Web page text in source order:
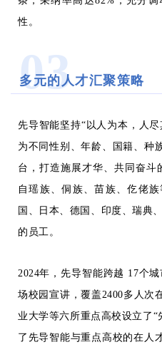
性。
03
多元的人才汇聚策略
先导智能坚持“以人为本，人
为不同性别、年龄、国籍、种
台，打造施展才华、共同奋斗
自瑶族、侗族、苗族、仡佬
国、日本、德国、印度、瑞典
的员工。
2024年，先导智能跨越 17个
场校园宣讲，覆盖2400多人次
业大学等六所重点高校设立了
了先导智能与重点高校的在人